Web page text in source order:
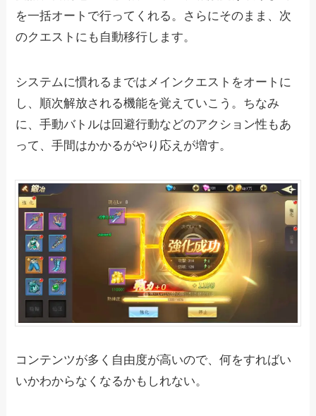
を一括オートで行ってくれる。さらにそのまま、次
のクエストにも自動移行します。
システムに慣れるまではメインクエストをオートに
し、順次解放される機能を覚えていこう。ちなみ
に、手動バトルは回避行動などのアクション性もあ
って、手間はかかるがやり応えが増す。
コンテンツが多く自由度が高いので、何をすればい
いかわからなくなるかもしれない。